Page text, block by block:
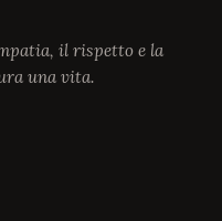
il rispetto e la
una vita.